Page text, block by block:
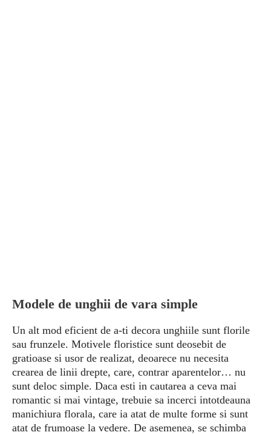
Modele de unghii de vara simple
Un alt mod eficient de a-ti decora unghiile sunt florile
sau frunzele. Motivele floristice sunt deosebit de
gratioase si usor de realizat, deoarece nu necesita
crearea de linii drepte, care, contrar aparentelor… nu
sunt deloc simple. Daca esti in cautarea a ceva mai
romantic si mai vintage, trebuie sa incerci intotdeauna
manichiura florala, care ia atat de multe forme si sunt
atat de frumoase la vedere. De asemenea, se schimba